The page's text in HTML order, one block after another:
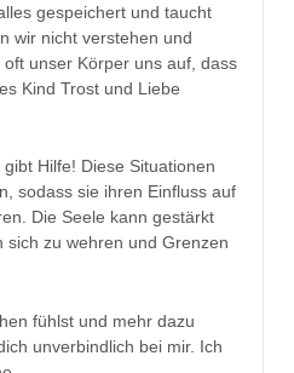
gespeichert und taucht
wir nicht verstehen und
unser Körper uns auf, dass
Kind Trost und Liebe
Hilfe! Diese Situationen
sodass sie ihren Einfluss auf
Die Seele kann gestärkt
zu wehren und Grenzen
fühlst und mehr dazu
unverbindlich bei mir. Ich